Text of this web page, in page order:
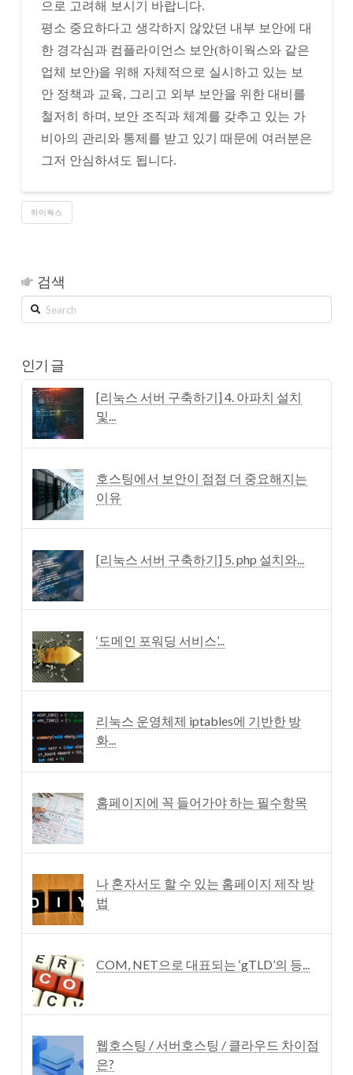
으로 고려해 보시기 바랍니다.
평소 중요하다고 생각하지 않았던 내부 보안에 대
한 경각심과 컴플라이언스 보안(하이웍스와 같은
업체 보안)을 위해 자체적으로 실시하고 있는 보
안 정책과 교육, 그리고 외부 보안을 위한 대비를
철저히 하며, 보안 조직과 체계를 갖추고 있는 가
비아의 관리와 통제를 받고 있기 때문에 여러분은
그저 안심하셔도 됩니다.
하이웍스
검색
Search
인기 글
[리눅스 서버 구축하기] 4. 아파치 설치
및...
호스팅에서 보안이 점점 더 중요해지는
이유
[리눅스 서버 구축하기] 5. php 설치와...
‘도메인 포워딩 서비스’...
리눅스 운영체제 iptables에 기반한 방
화...
홈페이지에 꼭 들어가야 하는 필수항목
나 혼자서도 할 수 있는 홈페이지 제작 방
법
COM, NET으로 대표되는 ‘gTLD’의 등...
웹호스팅 / 서버호스팅 / 클라우드 차이점
은?